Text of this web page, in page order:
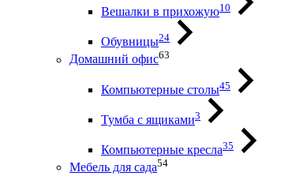
Вешалки в прихожую10
Обувницы24
Домашний офис63
Компьютерные столы45
Тумба с ящиками3
Компьютерные кресла35
Мебель для сада54